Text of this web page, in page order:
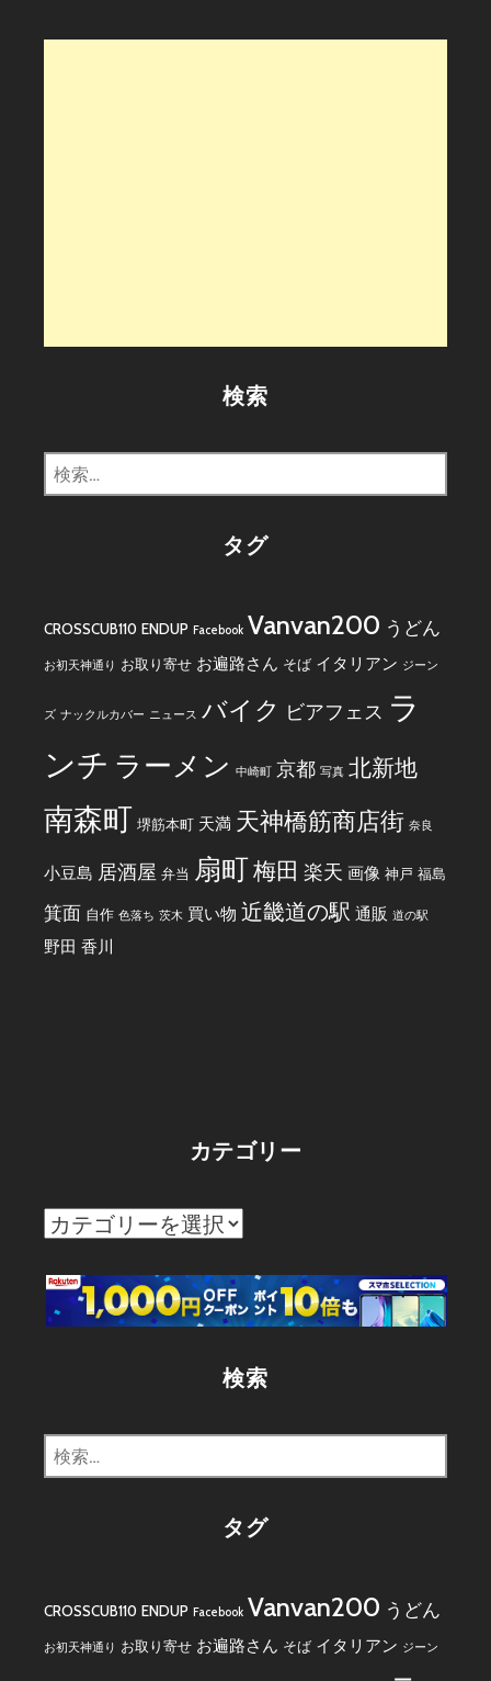
ー
検索
検
索:
タグ
CROSSCUB110 ENDUP Facebook Vanvan200 うどん
お初天神通り お取り寄せ お遍路さん そば イタリアン ジーン
ズ ナックルカバー ニュース バイク ビアフェス ラ
ンチ ラーメン 中崎町 京都 写真 北新地
南森町 堺筋本町 天満 天神橋筋商店街 奈良
小豆島 居酒屋 弁当 扇町梅田 楽天 画像 神戸 福島
箕面 自作 色落ち 茨木 買い物 近畿道の駅 通販 道の駅
野田 香川
カテゴリー
カ
ゴ
リ
検索
検
索:
タグ
CROSSCUB110 ENDUP Facebook Vanvan200 うどん
お初天神通り お取り寄せ お遍路さん そば イタリアン ジーン